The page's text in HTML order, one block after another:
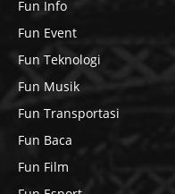
Fun Info
Fun Event
Fun Teknologi
Fun Musik
Fun Transportasi
Fun Baca
Fun Film